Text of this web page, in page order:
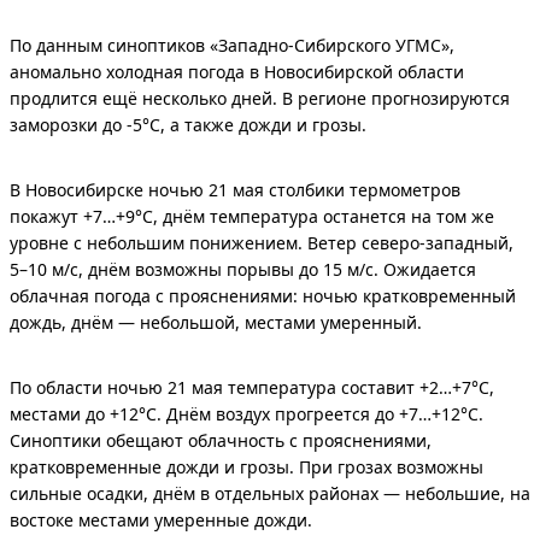
По данным синоптиков «Западно-Сибирского УГМС»,
аномально холодная погода в Новосибирской области
продлится ещё несколько дней. В регионе прогнозируются
заморозки до -5°C, а также дожди и грозы.
В Новосибирске ночью 21 мая столбики термометров
покажут +7…+9°C, днём температура останется на том же
уровне с небольшим понижением. Ветер северо-западный,
5–10 м/с, днём возможны порывы до 15 м/с. Ожидается
облачная погода с прояснениями: ночью кратковременный
дождь, днём — небольшой, местами умеренный.
По области ночью 21 мая температура составит +2…+7°C,
местами до +12°C. Днём воздух прогреется до +7…+12°C.
Синоптики обещают облачность с прояснениями,
кратковременные дожди и грозы. При грозах возможны
сильные осадки, днём в отдельных районах — небольшие, на
востоке местами умеренные дожди.